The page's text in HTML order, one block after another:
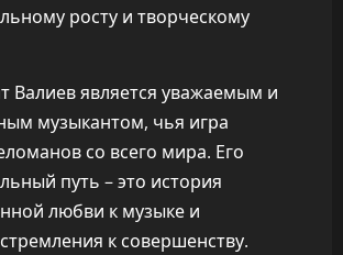
росту и творческому
Валиев является уважаемым и
музыкантом, чья игра
со всего мира. Его
путь – это история
любви к музыке и
к совершенству.